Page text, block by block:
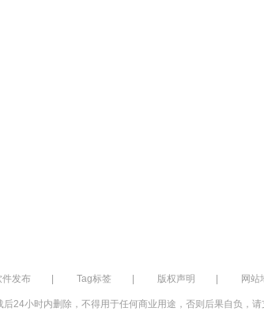
件发布 | Tag标签 | 版权声明 | 网站
24小时内删除，不得用于任何商业用途，否则后果自负，